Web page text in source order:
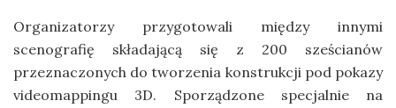
Organizatorzy przygotowali między innymi
scenografię składającą się z 200 sześcianów
przeznaczonych do tworzenia konstrukcji pod pokazy
videomappingu 3D. Sporządzone specjalnie na